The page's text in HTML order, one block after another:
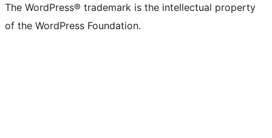
The WordPress® trademark is the intellectual property
of the WordPress Foundation.